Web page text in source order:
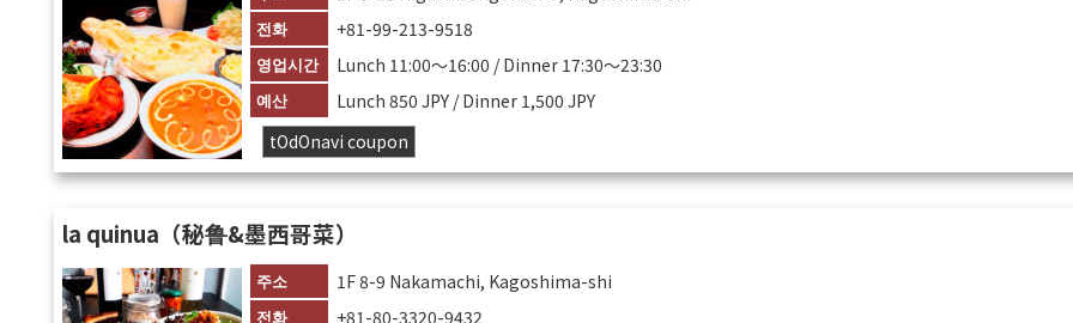
전화 +81-99-213-9518
영업시간 Lunch 11:00～16:00 / Dinner 17:30～23:30
예산
Lunch 850 JPY / Dinner 1,500 JPY
tOdOnavi coupon
la quinua（秘鲁&墨西哥菜）
주소 1F 8-9 Nakamachi, Kagoshima-shi
전화 +81-80-3320-9432